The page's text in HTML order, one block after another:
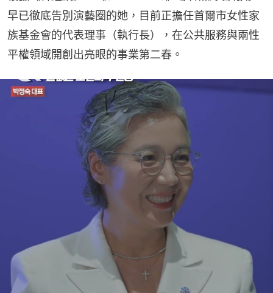
早已徹底告別演藝圈的她，目前正擔任首爾市女性家
族基金會的代表理事（執行長），在公共服務與兩性
平權領域開創出亮眼的事業第二春。